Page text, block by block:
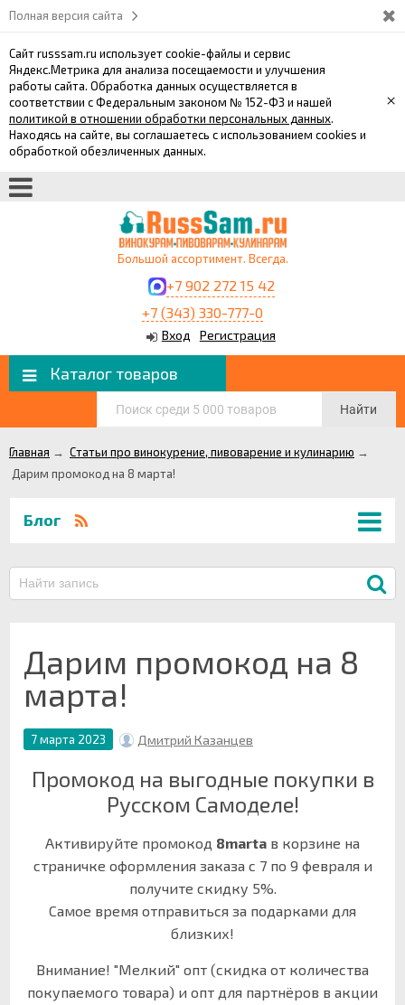
Полная версия сайта
Сайт russsam.ru использует cookie-файлы и сервис
Яндекс.Метрика для анализа посещаемости и улучшения
работы сайта. Обработка данных осуществляется в
соответствии с Федеральным законом № 152-ФЗ и нашей
политикой в отношении обработки персональных данных.
Находясь на сайте, вы соглашаетесь с использованием cookies и
обработкой обезличенных данных.
×
Большой ассортимент. Всегда.
+7 902 272 15 42
+7 (343) 330-777-0
Вход Регистрация
Каталог товаров
Найти
Главная → Статьи про винокурение, пивоварение и кулинарию →
Дарим промокод на 8 марта!
Блог
Дарим промокод на 8
марта!
7 марта 2023 Дмитрий Казанцев
Промокод на выгодные покупки в
Русском Самоделе!
Активируйте промокод 8marta в корзине на
страничке оформления заказа с 7 по 9 февраля и
получите скидку 5%.
Самое время отправиться за подарками для
близких!
Внимание! "Мелкий" опт (скидка от количества
покупаемого товара) и опт для партнёров в акции